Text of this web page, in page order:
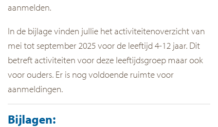
aanmelden.
In de bijlage vinden jullie het activiteitenoverzicht van
mei tot september 2025 voor de leeftijd 4-12 jaar. Dit
betreft activiteiten voor deze leeftijdsgroep maar ook
voor ouders. Er is nog voldoende ruimte voor
aanmeldingen.
Bijlagen: